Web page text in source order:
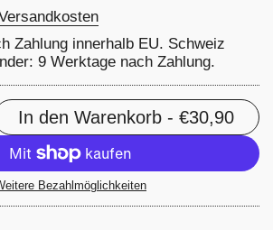
Zahlung innerhalb EU. Schweiz
9 Werktage nach Zahlung.
In den Warenkorb - €30,90
Bezahlmöglichkeiten